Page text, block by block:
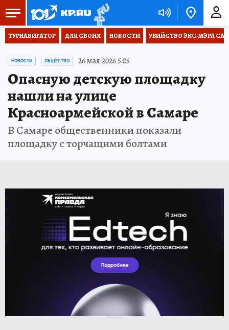
ТУРНАВИГАТОР ДЛЯ СВОИХ НОВОСТИ УБИЙСТВО ЭКС-МЭРА
НОВОСТИ ОБЩЕСТВО 26 мая 2026 5:05
Опасную детскую площадку
нашли на улице
Красноармейской в Самаре
В Самаре общественники показали
площадку с торчащими болтами